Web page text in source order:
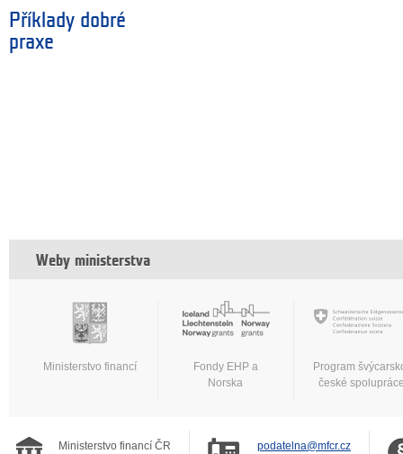
Příklady dobré
praxe
Weby ministerstva
Ministerstvo financí
Fondy EHP a
Norska
Program
české
Ministerstvo financí ČR
podatelna@mfcr.cz